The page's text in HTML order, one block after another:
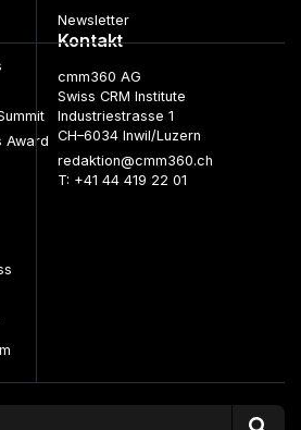
Newsletter
Award
Kontakt
cmm360 AG
Swiss CRM Institute
Industriestrasse 1
CH–6034 Inwil/Luzern
redaktion@cmm360.ch
T: +41 44 419 22 01